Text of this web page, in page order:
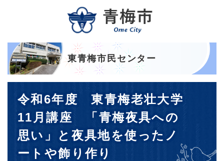
メニューを飛ばして本文へ
東青梅市民センター
令和6年度 東青梅老壮大学
11月講座 「青梅夜具への
思い」と夜具地を使ったノ
ートや飾り作り